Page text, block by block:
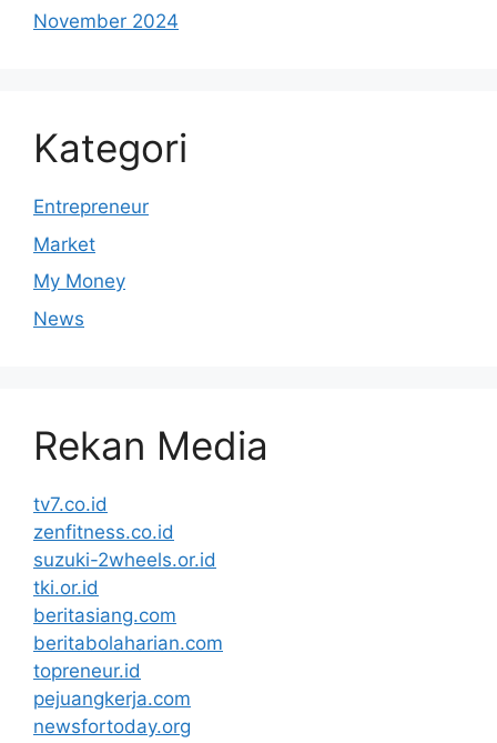
November 2024
Kategori
Entrepreneur
Market
My Money
News
Rekan Media
tv7.co.id
zenfitness.co.id
suzuki-2wheels.or.id
tki.or.id
beritasiang.com
beritabolaharian.com
topreneur.id
pejuangkerja.com
newsfortoday.org